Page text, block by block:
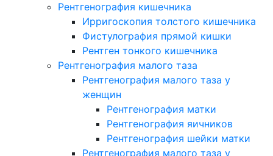
Рентгенография кишечника
Ирригоскопия толстого кишечника
Фистулография прямой кишки
Рентген тонкого кишечника
Рентгенография малого таза
Рентгенография малого таза у
женщин
Рентгенография матки
Рентгенография яичников
Рентгенография шейки матки
Рентгенография малого таза у